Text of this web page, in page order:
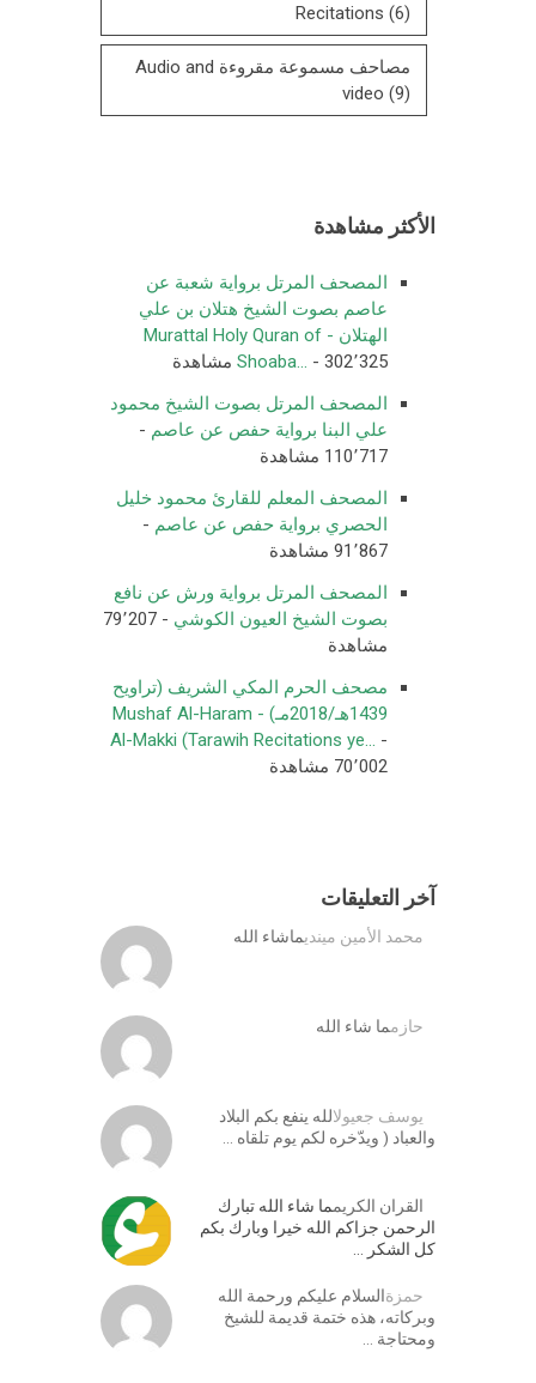
Recitations (6)
مصاحف مسموعة مقروءة Audio and
video (9)
الأكثر مشاهدة
المصحف المرتل برواية شعبة عن
عاصم بصوت الشيخ هتلان بن علي
الهتلان - Murattal Holy Quran of
Shoaba... - 302٬325 مشاهدة
المصحف المرتل بصوت الشيخ محمود
علي البنا برواية حفص عن عاصم -
110٬717 مشاهدة
المصحف المعلم للقارئ محمود خليل
الحصري برواية حفص عن عاصم -
91٬867 مشاهدة
المصحف المرتل برواية ورش عن نافع
بصوت الشيخ العيون الكوشي
- 79٬207
مشاهدة
مصحف الحرم المكي الشريف (تراويح
1439هـ/2018مـ) - Mushaf Al-Haram
Al-Makki (Tarawih Recitations ye... -
70٬002 مشاهدة
آخر التعليقات
محمد الأمين مينديماشاء الله
حازمما شاء الله
يوسف جعيولالله ينفع بكم البلاد
والعباد ( ويدّخره لكم يوم تلقاه …
القران الكريمما شاء الله تبارك
الرحمن جزاكم الله خيرا وبارك بكم
كل الشكر …
حمزةالسلام عليكم ورحمة الله
وبركاته، هذه ختمة قديمة للشيخ
ومحتاجة …